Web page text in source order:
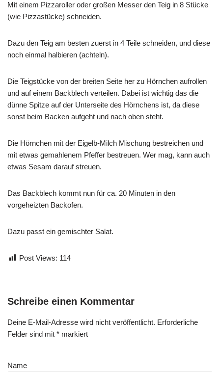
Mit einem Pizzaroller oder großen Messer den Teig in 8 Stücke
(wie Pizzastücke) schneiden.
Dazu den Teig am besten zuerst in 4 Teile schneiden, und diese
noch einmal halbieren (achteln).
Die Teigstücke von der breiten Seite her zu Hörnchen aufrollen
und auf einem Backblech verteilen. Dabei ist wichtig das die
dünne Spitze auf der Unterseite des Hörnchens ist, da diese
sonst beim Backen aufgeht und nach oben steht.
Die Hörnchen mit der Eigelb-Milch Mischung bestreichen und
mit etwas gemahlenem Pfeffer bestreuen. Wer mag, kann auch
etwas Sesam darauf streuen.
Das Backblech kommt nun für ca. 20 Minuten in den
vorgeheizten Backofen.
Dazu passt ein gemischter Salat.
Post Views: 114
Schreibe einen Kommentar
Deine E-Mail-Adresse wird nicht veröffentlicht. Erforderliche
Felder sind mit * markiert
Name